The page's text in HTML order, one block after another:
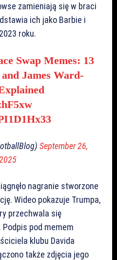
zamieniają się w braci
ich jako Barbie i
roku.
Swap Memes: 13
James Ward-
September 26,
nagranie stworzone
Wideo pokazuje Trumpa,
przechwala się
Podpis pod memem
klubu Davida
także zdjęcia jego